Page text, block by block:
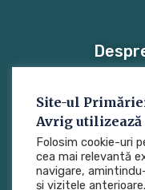
Site-ul
Avrig
Folosim cookie-uri
cea mai relevantă
navigare,
și vizitele